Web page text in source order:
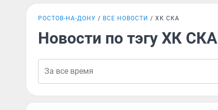
РОСТОВ-НА-ДОНУ ВСЕ НОВОСТИ ХК СКА
Новости по тэгу ХК СКА